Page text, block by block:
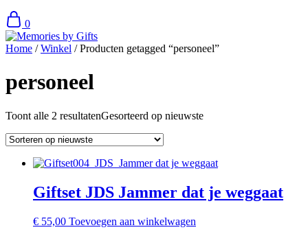
0
Home /Winkel / Producten getagged “personeel”
personeel
Toont alle 2 resultatenGesorteerd op nieuwste
Giftset JDS Jammer dat je weggaat
€ 55,00 Toevoegen aan winkelwagen